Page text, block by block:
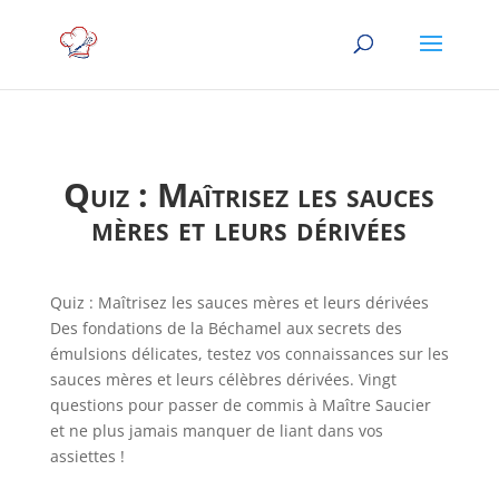
Quiz : Maîtrisez les sauces
mères et leurs dérivées
Quiz : Maîtrisez les sauces mères et leurs dérivées
Des fondations de la Béchamel aux secrets des
émulsions délicates, testez vos connaissances sur les
sauces mères et leurs célèbres dérivées. Vingt
questions pour passer de commis à Maître Saucier
et ne plus jamais manquer de liant dans vos
assiettes !